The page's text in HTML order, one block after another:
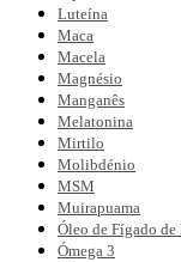
Luteína
Maca
Macela
Magnésio
Manganês
Melatonina
Mirtilo
Molibdénio
MSM
Muirapuama
Óleo de Fígado de
Ómega 3